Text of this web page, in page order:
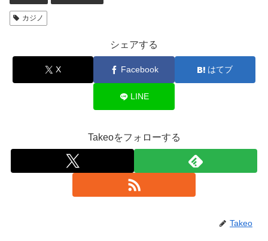
カジノ
シェアする
X Facebook はてブ
LINE
Takeoをフォローする
Takeo